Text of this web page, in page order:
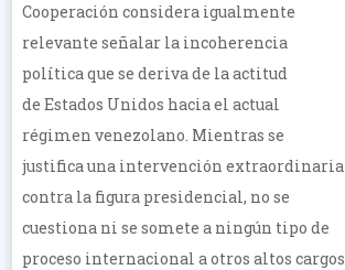
Cooperación considera igualmente
relevante señalar la incoherencia
política que se deriva de la actitud
de Estados Unidos hacia el actual
régimen venezolano. Mientras se
justifica una intervención extraordinaria
contra la figura presidencial, no se
cuestiona ni se somete a ningún tipo de
proceso internacional a otros altos cargos